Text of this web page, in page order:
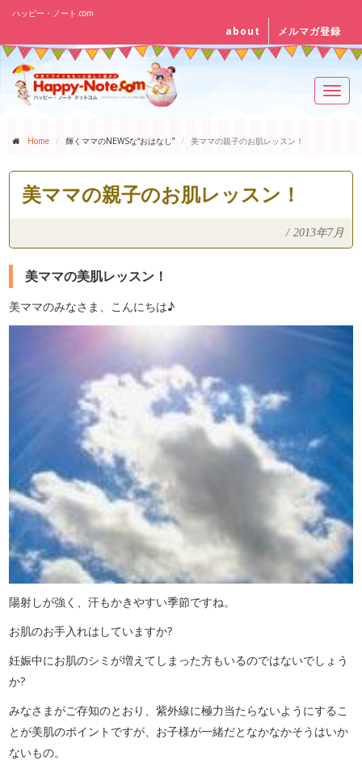
ハッピー・ノート.com
about メルマガ登録
Home 輝くママのNEWSな“おはなし” 美ママの親子のお肌レッスン！
美ママの親子のお肌レッスン！
/ 2013年7月
美ママの美肌レッスン！
美ママのみなさま、こんにちは♪
陽射しが強く、汗もかきやすい季節ですね。
お肌のお手入れはしていますか?
妊娠中にお肌のシミが増えてしまった方もいるのではないでしょう
か?
みなさまがご存知のとおり、紫外線に極力当たらないようにするこ
とが美肌のポイントですが、お子様が一緒だとなかなかそうはいか
ないもの。